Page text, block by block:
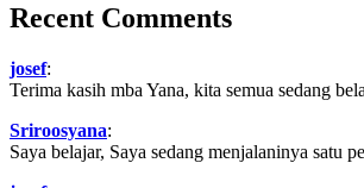
Recent Comments
josef:
Terima kasih mba Yana, kita semua sedang
Sriroosyana:
Saya belajar, Saya sedang menjalaninya satu